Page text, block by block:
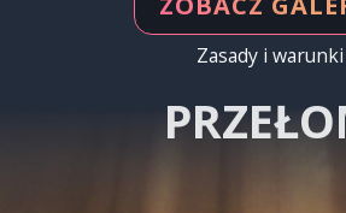
Zasady i warunki